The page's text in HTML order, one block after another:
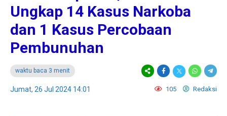
Ungkap 14 Kasus Narkoba
dan 1 Kasus Percobaan
Pembunuhan
waktu baca 3 menit
Jumat, 26 Jul 2024 14:01 105 Redaksi